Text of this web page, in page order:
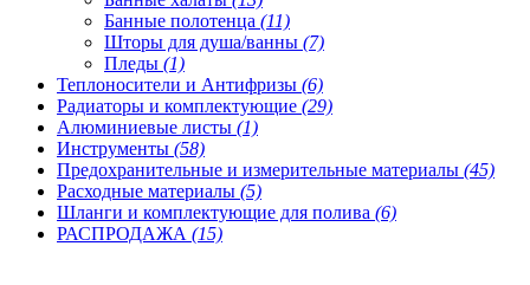
Банные полотенца (11)
Шторы для душа/ванны (7)
Пледы (1)
Теплоносители и Антифризы (6)
Радиаторы и комплектующие (29)
Алюминиевые листы (1)
Инструменты (58)
Предохранительные и измерительные материалы (45)
Расходные материалы (5)
Шланги и комплектующие для полива (6)
РАСПРОДАЖА (15)